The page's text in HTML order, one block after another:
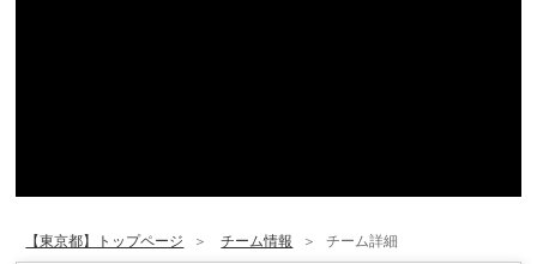
【東京都】トップページ チーム情報 チーム詳細